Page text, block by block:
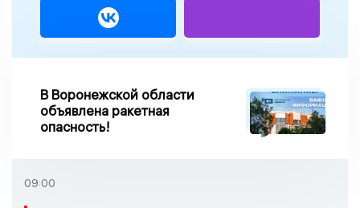
В Воронежской области
объявлена ракетная
опасность!
09:00